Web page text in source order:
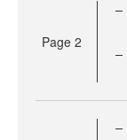
Page 2